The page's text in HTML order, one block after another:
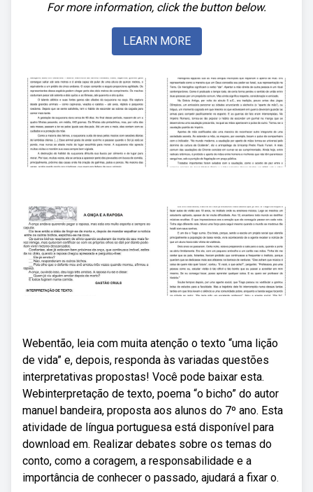
For more information, click the button below.
LEARN MORE
Webentão, leia com muita atenção o texto “uma lição
de vida” e, depois, responda às variadas questões
interpretativas propostas! Você pode baixar esta.
Webinterpretação de texto, poema “o bicho” do autor
manuel bandeira, proposta aos alunos do 7º ano. Esta
atividade de língua portuguesa está disponível para
download em. Realizar debates sobre os temas do
conto, como a coragem, a responsabilidade e a
importância de conhecer o passado, ajudará a fixar o.